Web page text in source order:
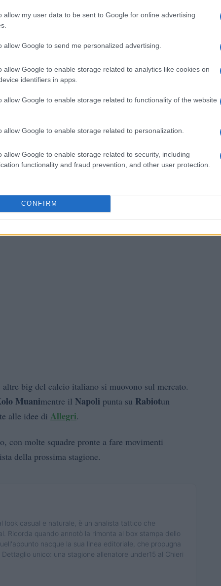
allow my user data to be sent to Google for online advertising
allow Google to send me personalized advertising.
allow Google to enable storage related to analytics like cookies on
identifiers in apps.
allow Google to enable storage related to functionality of the website
allow Google to enable storage related to personalization.
allow Google to enable storage related to security, including
functionality and fraud prevention, and other user protection.
CONFIRM
per la dirigenza. Oltre a Solet, il club sta valutando
attesa di una risposta dopo la proposta di rinnovo a
difensivo. La scelta è caduta sul francese,
nuovo allenatore.
big del calcio italiano si muovono sul mercato.
Muanimentre il Napoli punta su Rabiotun
alle idee di Allegri.
con molte squadre pronte a fare movimenti
della prossima stagione.
look casual e naturale, è un analista tattico che
Ricorda quando annotò la rimonta al box stampa dello
nacque la sua linea editoriale, che propugna
unico: una stagione allenatore under15 al Chieri